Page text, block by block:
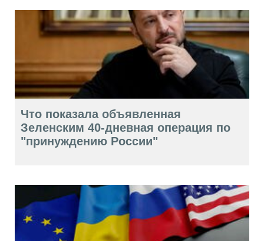
Что показала объявленная
Зеленским 40-дневная операция по
"принуждению России"